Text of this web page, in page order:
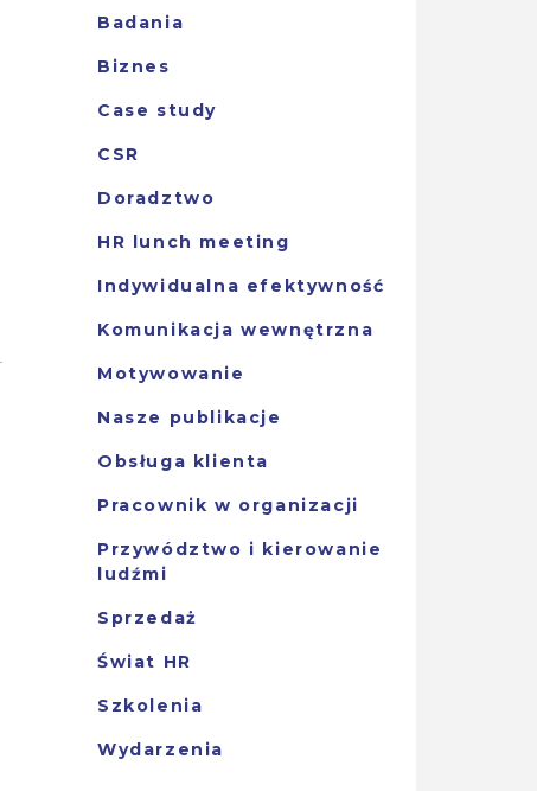
Badania
Biznes
Case study
CSR
Doradztwo
HR lunch meeting
Indywidualna efektywność
Komunikacja wewnętrzna
Motywowanie
Nasze publikacje
Obsługa klienta
Pracownik w organizacji
Przywództwo i kierowanie
ludźmi
Sprzedaż
Świat HR
Szkolenia
Wydarzenia